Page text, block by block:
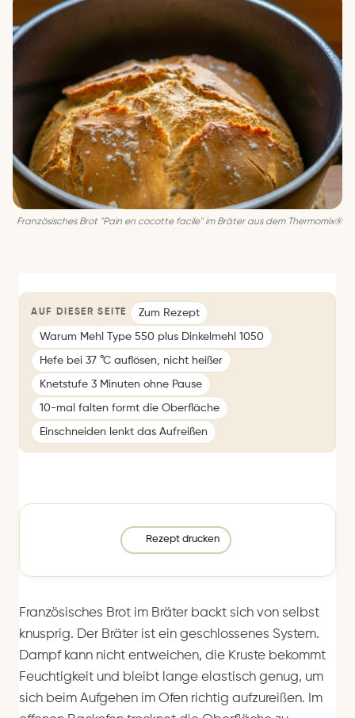
Französisches Brot "Pain en cocotte facile" im Bräter aus dem Thermomix®
AUF DIESER SEITE Zum Rezept
Warum Mehl Type 550 plus Dinkelmehl 1050
Hefe bei 37 °C auflösen, nicht heißer
Knetstufe 3 Minuten ohne Pause
10-mal falten formt die Oberfläche
Einschneiden lenkt das Aufreißen
Rezept drucken
Französisches Brot im Bräter backt sich von selbst
knusprig. Der Bräter ist ein geschlossenes System.
Dampf kann nicht entweichen, die Kruste bekommt
Feuchtigkeit und bleibt lange elastisch genug, um
sich beim Aufgehen im Ofen richtig aufzureißen. Im